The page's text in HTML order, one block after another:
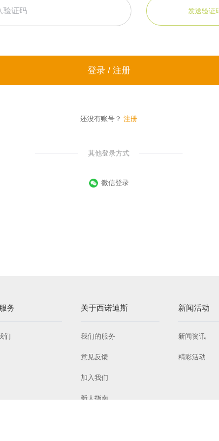
发送验证
登录 / 注册
还没有账号？ 注册
其他登录方式
微信登录
务
们
关于西诺迪斯
我们的服务
意见反馈
加入我们
新人指南
新闻活动
新闻资讯
精彩活动